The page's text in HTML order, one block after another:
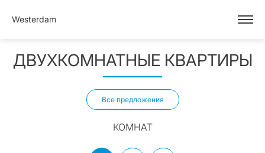
Westerdam
ДВУХКОМНАТНЫЕ КВАРТИРЫ
Все предложения
КОМНАТ